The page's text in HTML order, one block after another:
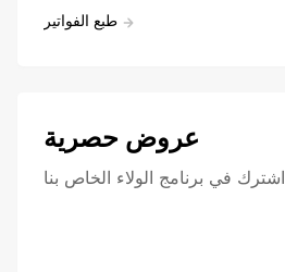
طبع الفواتير
عروض حصرية
اشترك في برنامج الولاء الخاص بنا